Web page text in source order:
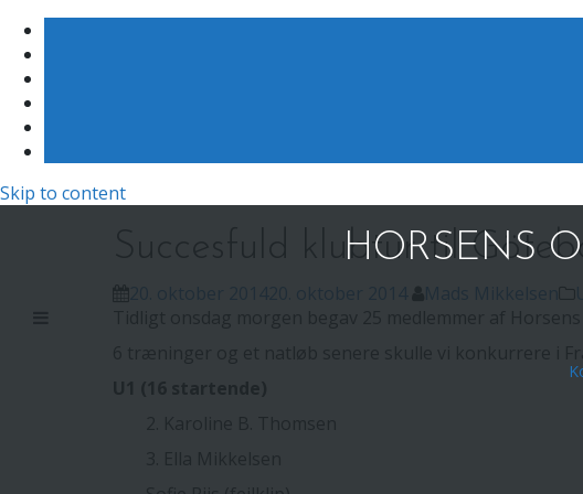
Skip to content
HORSENS
Succesfuld klubtur til
6 træninger og et natløb senere skulle vi konkurrere i